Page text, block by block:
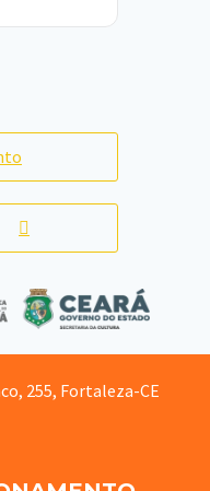
255, Fortaleza-CE